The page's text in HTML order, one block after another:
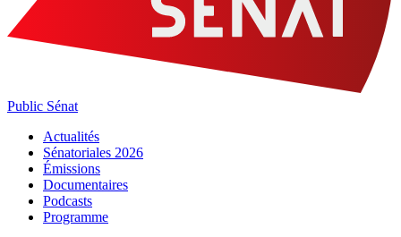
Public Sénat
Actualités
Sénatoriales 2026
Émissions
Documentaires
Podcasts
Programme